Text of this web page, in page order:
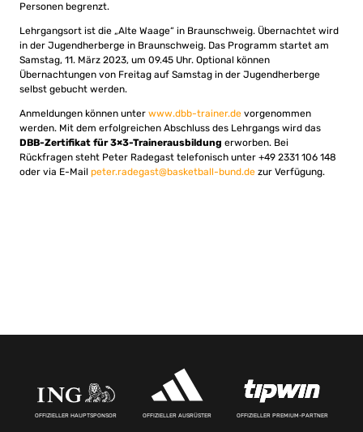
Personen begrenzt.
Lehrgangsort ist die „Alte Waage“ in Braunschweig. Übernachtet wird
in der Jugendherberge in Braunschweig. Das Programm startet am
Samstag, 11. März 2023, um 09.45 Uhr. Optional können
Übernachtungen von Freitag auf Samstag in der Jugendherberge
selbst gebucht werden.
Anmeldungen können unter www.dbb-trainer.de vorgenommen
werden. Mit dem erfolgreichen Abschluss des Lehrgangs wird das
DBB-Zertifikat für 3×3-Trainerausbildung erworben. Bei
Rückfragen steht Peter Radegast telefonisch unter +49 2331 106 148
oder via E-Mail peter.radegast@basketball-bund.de zur Verfügung.
OFFIZIELLER HAUPTSPONSOR OFFIZIELLER AUSRÜSTER OFFIZIELLER PREMIUM-PARTNER